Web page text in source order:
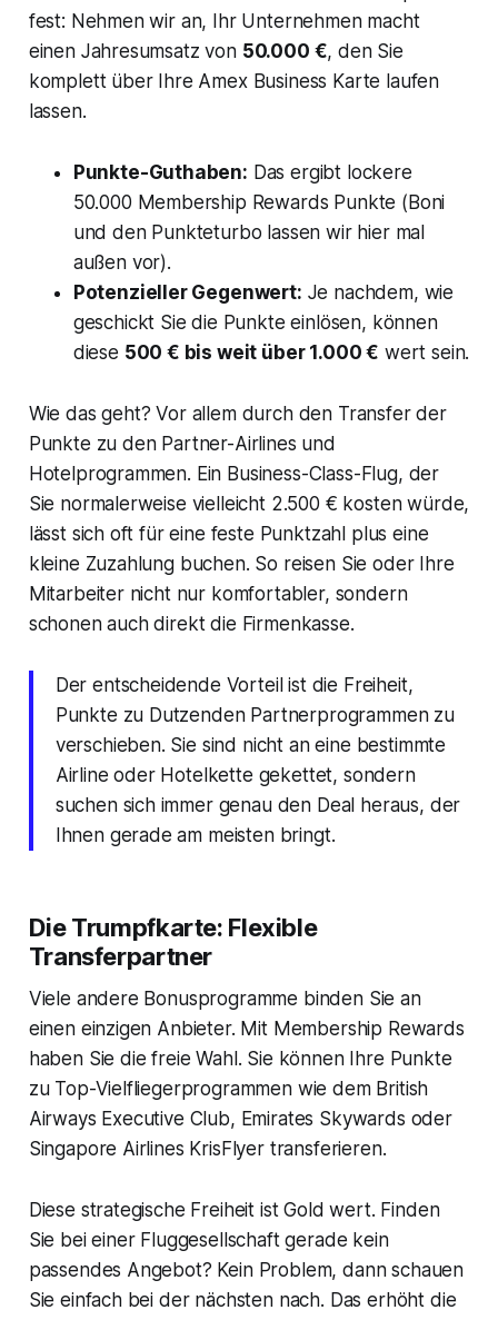
fest: Nehmen wir an, Ihr Unternehmen macht
einen Jahresumsatz von 50.000 €, den Sie
komplett über Ihre Amex Business Karte laufen
lassen.
Punkte-Guthaben: Das ergibt lockere
50.000 Membership Rewards Punkte (Boni
und den Punkteturbo lassen wir hier mal
außen vor).
Potenzieller Gegenwert: Je nachdem, wie
geschickt Sie die Punkte einlösen, können
diese 500 € bis weit über 1.000 € wert sein.
Wie das geht? Vor allem durch den Transfer der
Punkte zu den Partner-Airlines und
Hotelprogrammen. Ein Business-Class-Flug, der
Sie normalerweise vielleicht 2.500 € kosten würde,
lässt sich oft für eine feste Punktzahl plus eine
kleine Zuzahlung buchen. So reisen Sie oder Ihre
Mitarbeiter nicht nur komfortabler, sondern
schonen auch direkt die Firmenkasse.
Der entscheidende Vorteil ist die Freiheit,
Punkte zu Dutzenden Partnerprogrammen zu
verschieben. Sie sind nicht an eine bestimmte
Airline oder Hotelkette gekettet, sondern
suchen sich immer genau den Deal heraus, der
Ihnen gerade am meisten bringt.
Die Trumpfkarte: Flexible
Transferpartner
Viele andere Bonusprogramme binden Sie an
einen einzigen Anbieter. Mit Membership Rewards
haben Sie die freie Wahl. Sie können Ihre Punkte
zu Top-Vielfliegerprogrammen wie dem British
Airways Executive Club, Emirates Skywards oder
Singapore Airlines KrisFlyer transferieren.
Diese strategische Freiheit ist Gold wert. Finden
Sie bei einer Fluggesellschaft gerade kein
passendes Angebot? Kein Problem, dann schauen
Sie einfach bei der nächsten nach. Das erhöht die